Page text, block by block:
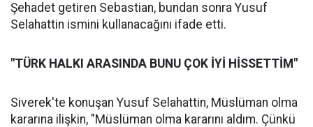
Şehadet getiren Sebastian, bundan sonra Yusuf
Selahattin ismini kullanacağını ifade etti.
"TÜRK HALKI ARASINDA BUNU ÇOK İYİ HİSSETTİM"
Siverek'te konuşan Yusuf Selahattin, Müslüman olma
kararına ilişkin, "Müslüman olma kararını aldım. Çünkü